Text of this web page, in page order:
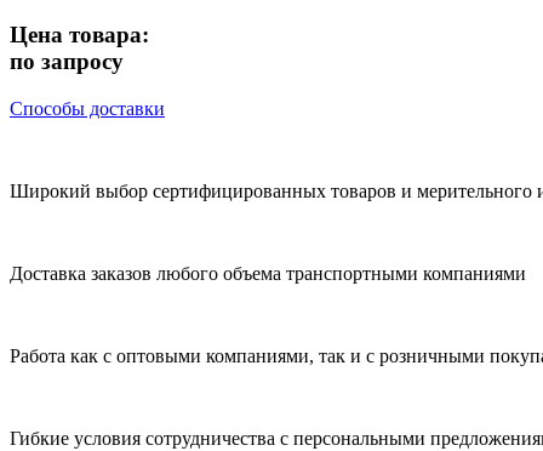
Цена товара:
по запросу
Способы доставки
Широкий выбор сертифицированных товаров и мерительного
Доставка заказов любого объема транспортными компаниями
Работа как с оптовыми компаниями, так и с розничными
Гибкие условия сотрудничества с персональными